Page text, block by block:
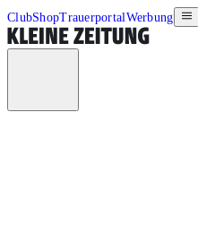
ClubShopTrauerportalWerbung